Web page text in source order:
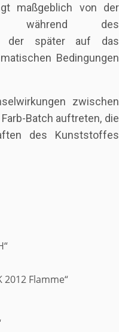
maßgeblich von der
während des
der später auf das
Bedingungen
zwischen
Batch auftreten, die
des Kunststoffes
2012 Flamme“